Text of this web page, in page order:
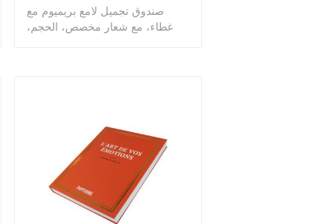
صندوق تجميل لامع بريميوم مع
غطاء، مع شعار مخصص، الحجم،